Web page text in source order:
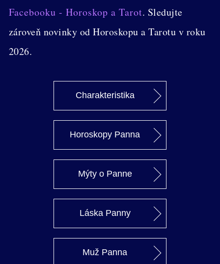
Facebooku - Horoskop a Tarot. Sledujte
zároveň novinky od Horoskopu a Tarotu v roku
2026.
Charakteristika
Horoskopy Panna
Mýty o Panne
Láska Panny
Muž Panna